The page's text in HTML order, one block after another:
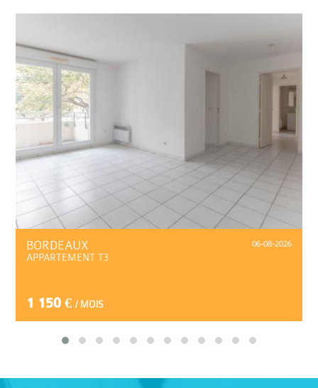
06-08-2026
BORDEAUX
APPARTEMENT T3
1 150 € / MOIS